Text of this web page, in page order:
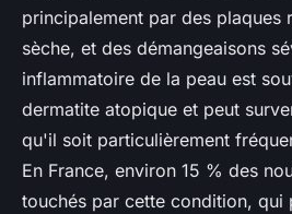
principalement par des plaques
sèche, et des démangeaisons
inflammatoire de la peau est
dermatite atopique et peut
qu'il soit particulièrement
En France, environ 15 % des
touchés par cette condition, qui